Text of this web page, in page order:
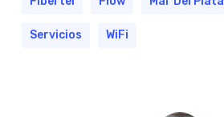
Servicios WiFi